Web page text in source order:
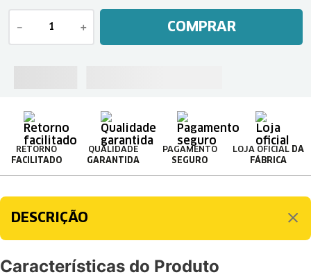
＋
－ COMPRAR
RETORNO
FACILITADO
QUALIDADE
GARANTIDA
PAGAMENTO
SEGURO
LOJA OFICIAL DA
FÁBRICA
DESCRIÇÃO
Características do Produto